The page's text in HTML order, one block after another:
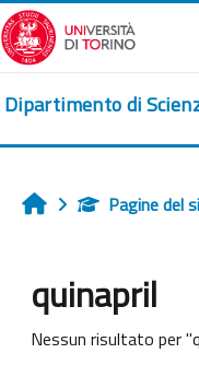
Vai al contenuto principale
Dipartimento di
HomePagine del
quinapril
Nessun risultato per